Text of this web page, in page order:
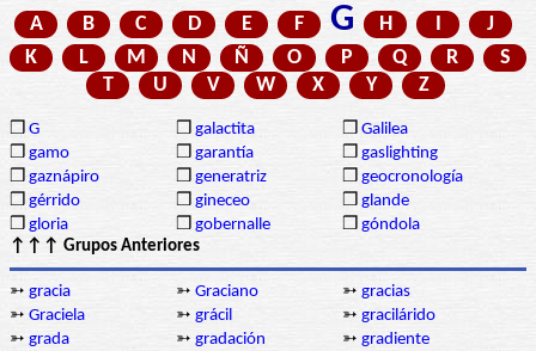
A B C D E F G H I
J
K
L M N Ñ O P Q R
S
T
U V W X Y Z
❒ G ❒ galactita ❒ Galilea
❒ gamo ❒ garantía ❒ gaslighting
❒ gaznápiro ❒ generatriz ❒ geocronología
❒ gérrido ❒ gineceo ❒ glande
❒ gloria ❒ gobernalle ❒ góndola
↑↑↑ Grupos Anteriores
➳ gracia ➳ Graciano ➳ gracias
➳ Graciela ➳ grácil ➳ gracilárido
➳ grada ➳ gradación ➳ gradiente